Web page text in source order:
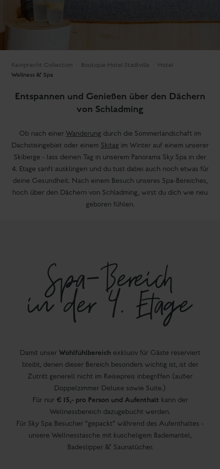
Keinprecht Collection Boutique Hotel Stadtvilla Hotel
Wellness & Spa
Entspannen und Genießen über den Dächern
von Schladming
Ob nach einer Wanderung durch die Sommerlandschaft im
Dachsteingebiet oder einem Skitag im Winter auf einem unserer
Skiberge - lass deinen Tag in unserem Panorama Sky Spa in der
4. Etage sanft ausklingen und du tust dabei auch noch etwas für
deine Gesundheit. Nach einem Besuch unseres Spa-Bereiches,
hoch über den Dächern von Schladming, wirst du dich wie neu
geboren fühlen.
Spa-Bereich
in der 4. Etage
Damit unser Wohlfühlbereich exklusiv für Gäste reserviert
bleibt, denen dieser Bereich besonders wichtig ist, ist der
Zutritt generell nicht im Reisepreis inbegriffen (außer
Doppelzimmer Deluxe sowie Suite.)
Für nur€ 15,- pro Person und Aufenthalt kann der
Wellnessbereich dazugebucht werden.
Für Sky Spa Besucher "gepackt" während des Aufenthaltes -
unsere Wellnesstasche mit kuscheligem Bademantel,
Badeslipper & Saunatücher.